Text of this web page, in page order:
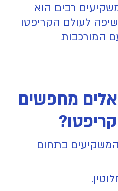
רבים הוא
לעולם הקריפטו
המורכבות
מחפשים
בתחום